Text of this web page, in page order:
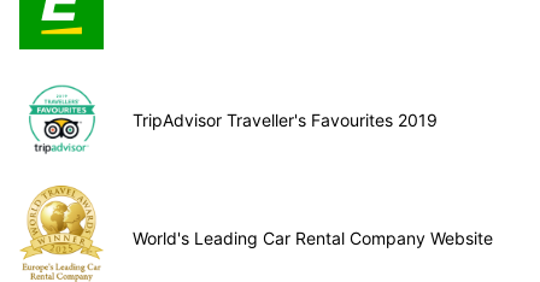
TripAdvisor Traveller's Favourites 2019
World's Leading Car Rental Company Website